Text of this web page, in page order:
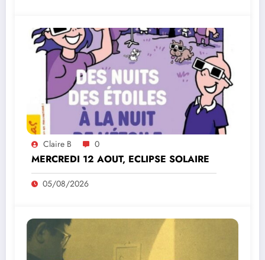
Claire B 0
MERCREDI 12 AOUT, ECLIPSE SOLAIRE
05/08/2026